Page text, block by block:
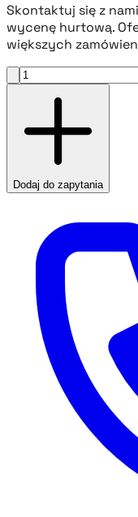
Skontaktuj się z
wycenę hurtową.
większych
Dodaj do zapytania